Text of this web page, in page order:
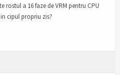
rostul a 16 faze de VRM pentru CPU
cipul propriu zis?